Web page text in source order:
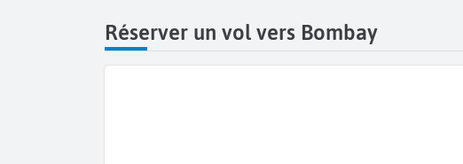
Réserver un vol vers Bombay